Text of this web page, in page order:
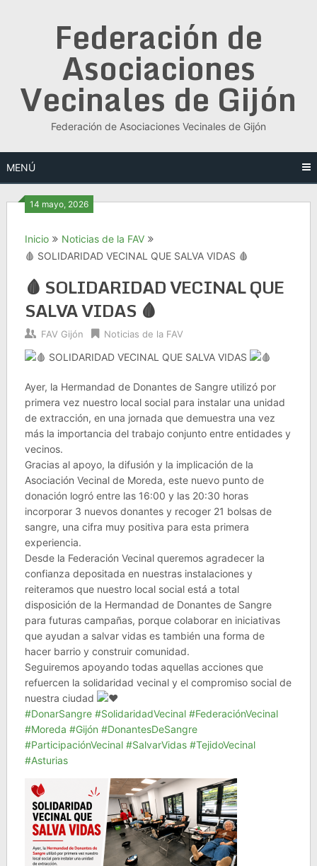
Federación de
Asociaciones
Vecinales de Gijón
Federación de Asociaciones Vecinales de Gijón
MENÚ
14 mayo, 2026
Inicio
Noticias de la FAV
🩸 SOLIDARIDAD VECINAL QUE SALVA VIDAS 🩸
🩸 SOLIDARIDAD VECINAL QUE
SALVA VIDAS 🩸
FAV Gijón Noticias de la FAV
SOLIDARIDAD VECINAL QUE SALVA VIDAS
Ayer, la Hermandad de Donantes de Sangre utilizó por
primera vez nuestro local social para instalar una unidad
de extracción, en una jornada que demuestra una vez
más la importancia del trabajo conjunto entre entidades y
vecinos.
Gracias al apoyo, la difusión y la implicación de la
Asociación Vecinal de Moreda, este nuevo punto de
donación logró entre las 16:00 y las 20:30 horas
incorporar 3 nuevos donantes y recoger 21 bolsas de
sangre, una cifra muy positiva para esta primera
experiencia.
Desde la Federación Vecinal queremos agradecer la
confianza depositada en nuestras instalaciones y
reiteramos que nuestro local social está a total
disposición de la Hermandad de Donantes de Sangre
para futuras campañas, porque colaborar en iniciativas
que ayudan a salvar vidas es también una forma de
hacer barrio y construir comunidad.
Seguiremos apoyando todas aquellas acciones que
refuercen la solidaridad vecinal y el compromiso social de
nuestra ciudad
#DonarSangre #SolidaridadVecinal #FederaciónVecinal
#Moreda #Gijón #DonantesDeSangre
#ParticipaciónVecinal #SalvarVidas #TejidoVecinal
#Asturias